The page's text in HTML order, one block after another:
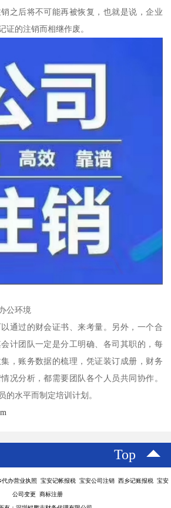
之后将不可能再被恢复，也就是说，企业
证的注销而相继作废。
公环境
通过的财会证书、来考量。另外，一个合
计团队一定是分工明确、各司其职的，每
，账务数据的梳理，凭证装订成册，财务
况分析，都需要团队各个人员共同协作。
的水平而制定培训计划。
Top
代办营业执照 宝安记帐报税 宝安公司注销 西乡记账报税 宝安
公司变更 商标注册